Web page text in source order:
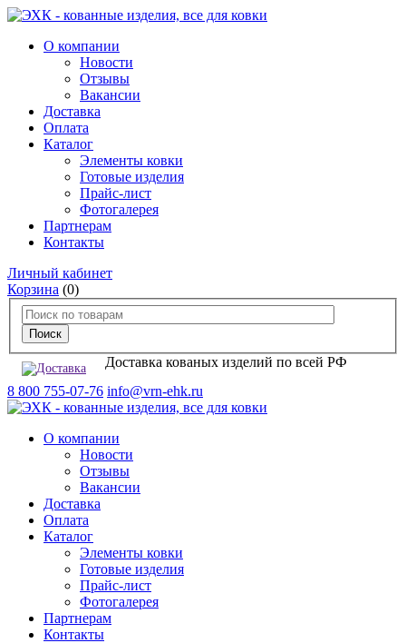
О компании
Новости
Отзывы
Вакансии
Доставка
Оплата
Каталог
Элементы ковки
Готовые изделия
Прайс-лист
Фотогалерея
Партнерам
Контакты
Личный кабинет
Корзина (0)
Доставка кованых изделий по всей РФ
8 800 755-07-76 info@vrn-ehk.ru
О компании
Новости
Отзывы
Вакансии
Доставка
Оплата
Каталог
Элементы ковки
Готовые изделия
Прайс-лист
Фотогалерея
Партнерам
Контакты